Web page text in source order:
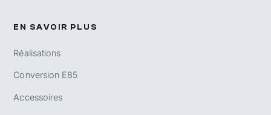
EN SAVOIR PLUS
Réalisations
Conversion E85
Accessoires